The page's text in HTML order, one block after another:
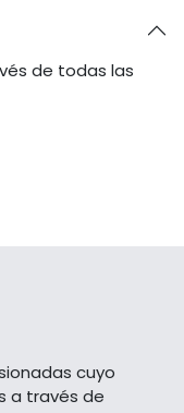
de todas las
cuyo
a través de